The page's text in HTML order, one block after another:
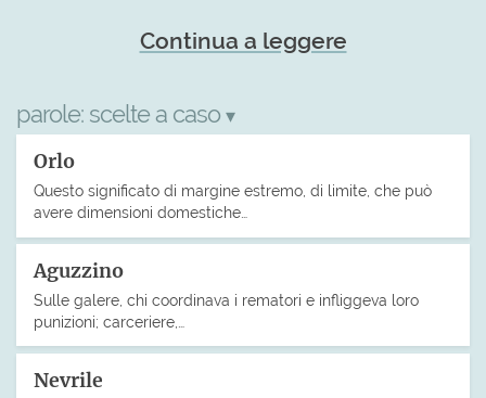
Continua a leggere
parole: scelte a caso ▾
Orlo
Questo significato di margine estremo, di limite, che può
avere dimensioni domestiche…
Aguzzino
Sulle galere, chi coordinava i rematori e infliggeva loro
punizioni; carceriere,…
Nevrile